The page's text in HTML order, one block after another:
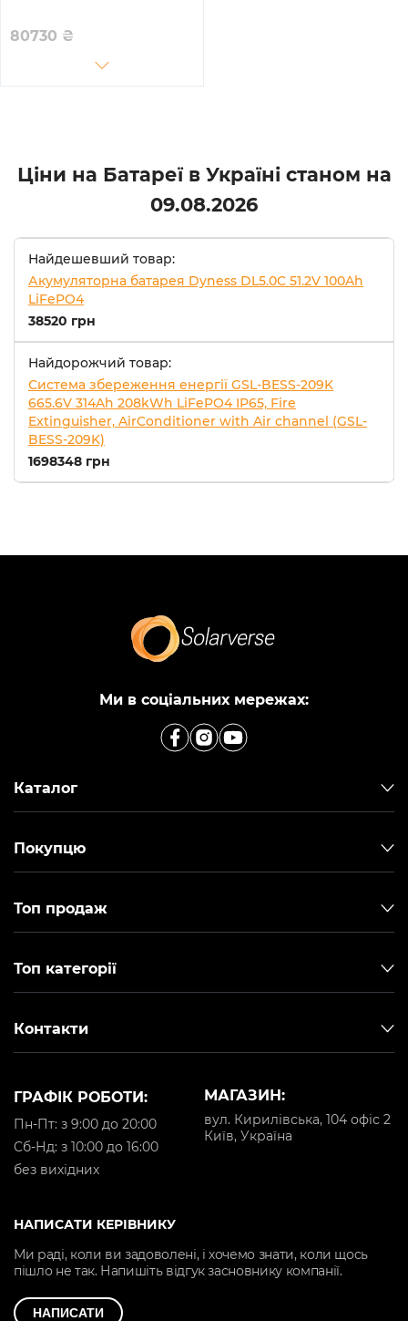
80730 ₴
Ціни на Батареї в Україні станом на
09.08.2026
Найдешевший товар:
Акумуляторна батарея Dyness DL5.0C 51.2V 100Ah
LiFePO4
38520 грн
Найдорожчий товар:
Система збереження енергії GSL-BESS-209K
665.6V 314Ah 208kWh LiFePO4 IP65, Fire
Extinguisher, AirConditioner with Air channel (GSL-
BESS-209K)
1698348 грн
Ми в соціальних мережах:
Каталог
Покупцю
Топ продаж
Топ категорії
Контакти
МАГАЗИН:
вул. Кирилівська, 104 офіс 2
Київ, Україна
ГРАФІК РОБОТИ:
Пн-Пт: з 9:00 до 20:00
Cб-Нд: з 10:00 до 16:00
без вихідних
НАПИСАТИ КЕРІВНИКУ
Ми раді, коли ви задоволені, і хочемо знати, коли щось
пішло не так. Напишіть відгук засновнику компанії.
НАПИСАТИ